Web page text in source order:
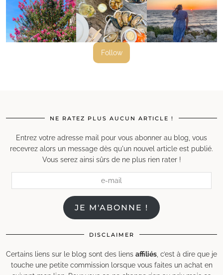
Follow
NE RATEZ PLUS AUCUN ARTICLE !
Entrez votre adresse mail pour vous abonner au blog, vous
recevrez alors un message dès qu'un nouvel article est publié.
Vous serez ainsi sûrs de ne plus rien rater !
mail
JE M'ABONNE !
DISCLAIMER
Certains liens sur le blog sont des liens affiliés , c’est à dire que je
touche une petite commission lorsque vous faites un achat en